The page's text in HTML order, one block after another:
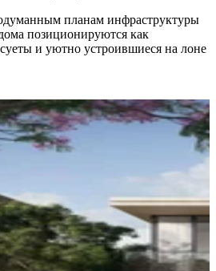
планам инфраструктуры
позиционируются как
и уютно устроившиеся на лоне